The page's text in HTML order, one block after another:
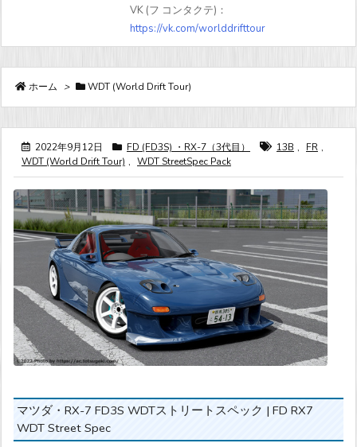
VK (フ コンタクテ)：
https://vk.com/worlddrifttour
ホーム > WDT (World Drift Tour)
2022年9月12日 FD (FD3S) ・RX-7（3代目） 13B , FR ,
WDT (World Drift Tour) , WDT StreetSpec Pack
マツダ・RX-7 FD3S WDTストリートスペック | FD RX7
WDT Street Spec